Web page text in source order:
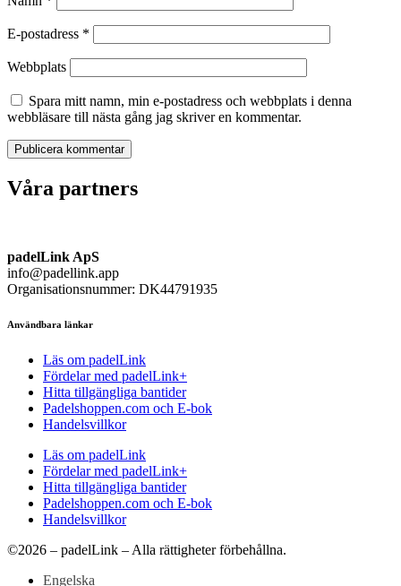
E-postadress *
Webbplats
Spara mitt namn, min e-postadress och webbplats i denna
webbläsare till nästa gång jag skriver en kommentar.
Våra partners
padelLink ApS
info@padellink.app
Organisationsnummer: DK44791935
Användbara länkar
Läs om padelLink
Fördelar med padelLink+
Hitta tillgängliga bantider
Padelshoppen.com och E-bok
Handelsvillkor
Läs om padelLink
Fördelar med padelLink+
Hitta tillgängliga bantider
Padelshoppen.com och E-bok
Handelsvillkor
©2026 – padelLink – Alla rättigheter förbehållna.
Engelska